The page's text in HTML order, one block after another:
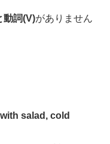
動詞(V)がありません
salad, cold